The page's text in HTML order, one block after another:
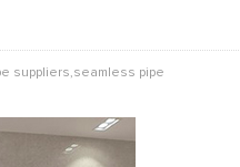
suppliers,seamless pipe